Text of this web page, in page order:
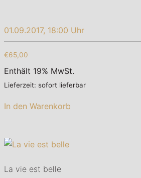
01.09.2017, 18:00 Uhr
€65,00
Enthält 19% MwSt.
Lieferzeit: sofort lieferbar
In den Warenkorb
La vie est belle